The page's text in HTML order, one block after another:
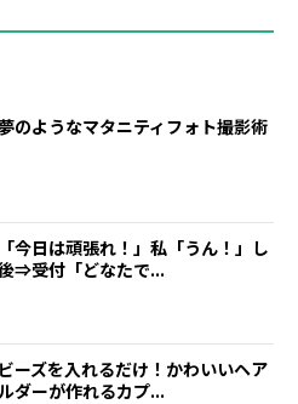
のようなマタニティフォト撮影術
今日は頑張れ！」私「うん！」し
⇒受付「どなたで...
ーズを入れるだけ！かわいいヘア
ダーが作れるカプ...